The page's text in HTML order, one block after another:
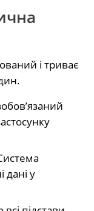
і триває
дані у